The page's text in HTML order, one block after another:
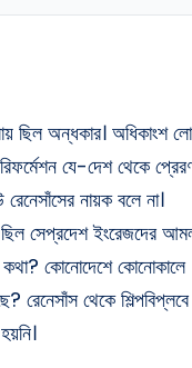
ছিল অন্ধকার। অধিকাংশ
যে-দেশ থেকে
নায়ক বলে না।
ছিল সেপ্রদেশ ইংরেজদের
কোনোদেশে কোনোকালে
রেনেসাঁস থেকে শিল্পবিপ্লবে